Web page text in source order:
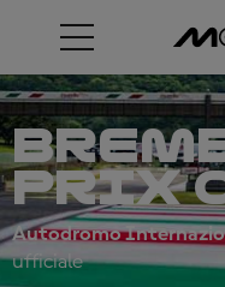
PRIX
Autodromo
ufficiale